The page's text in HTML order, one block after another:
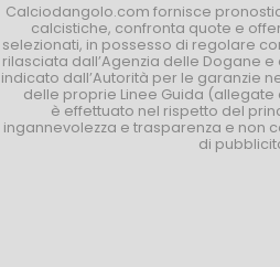
Calciodangolo.com fornisce
calcistiche, confronta quote e
selezionati, in possesso di regolare
rilasciata dall’Agenzia delle Dogane
indicato dall’Autorità per le garanzie
delle proprie Linee Guida (allegate
è effettuato nel rispetto del
ingannevolezza e trasparenza e non
di